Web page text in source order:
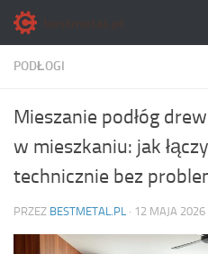
Skip to content
PODŁOGI
Mieszanie podłóg
w mieszkaniu: jak
technicznie bez
PRZEZ BESTMETAL.PL · 12 MAJA 2026